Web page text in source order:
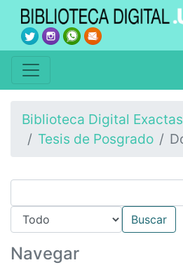
Biblioteca Digital Exactas
Tesis de Posgrado
Navegar